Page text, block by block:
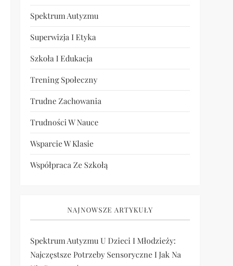
Spektrum Autyzmu
Superwizja I Etyka
Szkoła I Edukacja
Trening Społeczny
Trudne Zachowania
Trudności W Nauce
Wsparcie W Klasie
Współpraca Ze Szkołą
NAJNOWSZE ARTYKUŁY
Spektrum Autyzmu U Dzieci I Młodzieży:
Najczęstsze Potrzeby Sensoryczne I Jak Na